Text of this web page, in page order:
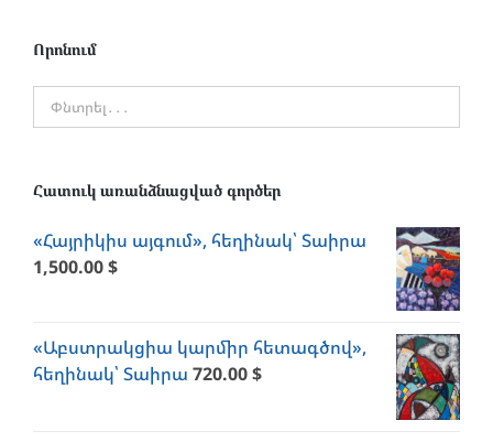
Որոնում
Հատուկ առանձնացված գործեր
«Հայրիկիս այգում», հեղինակ՝ Տաիրա
1,500.00$
«Աբստրակցիա կարմիր հետագծով»,
հեղինակ՝ Տաիրա 720.00$